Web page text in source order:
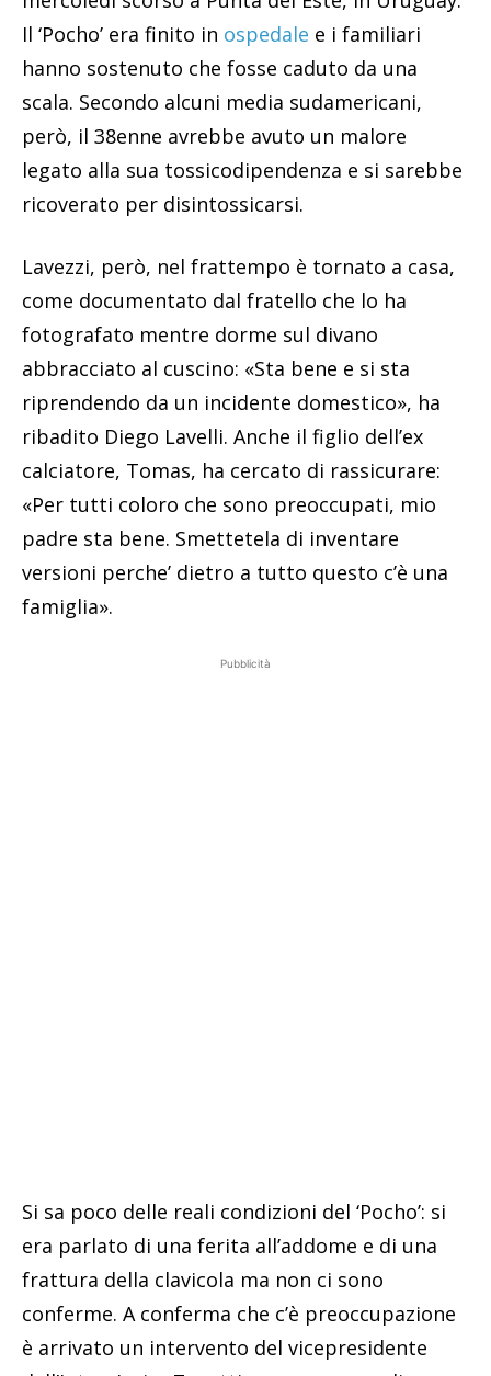
Il ‘Pocho’ era finito in ospedale e i familiari
hanno sostenuto che fosse caduto da una
scala. Secondo alcuni media sudamericani,
però, il 38enne avrebbe avuto un malore
legato alla sua tossicodipendenza e si sarebbe
ricoverato per disintossicarsi.
Lavezzi, però, nel frattempo è tornato a casa,
come documentato dal fratello che lo ha
fotografato mentre dorme sul divano
abbracciato al cuscino: «Sta bene e si sta
riprendendo da un incidente domestico», ha
ribadito Diego Lavelli. Anche il figlio dell’ex
calciatore, Tomas, ha cercato di rassicurare:
«Per tutti coloro che sono preoccupati, mio
padre sta bene. Smettetela di inventare
versioni perche’ dietro a tutto questo c’è una
famiglia».
Pubblicità
Si sa poco delle reali condizioni del ‘Pocho’: si
era parlato di una ferita all’addome e di una
frattura della clavicola ma non ci sono
conferme. A conferma che c’è preoccupazione
è arrivato un intervento del vicepresidente